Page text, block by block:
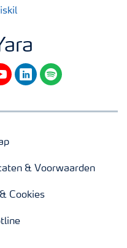
linkedinspotify
& Voorwaarden
Cookies